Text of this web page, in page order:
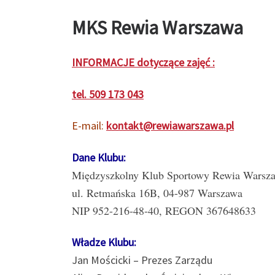
MKS Rewia Warszawa
INFORMACJE dotyczące zajęć :
tel. 509 173 043
E-mail: kontakt@rewiawarszawa.pl
Dane Klubu:
Międzyszkolny Klub Sportowy Rewia
ul. Retmańska 16B, 04-987 Warszawa
NIP 952-216-48-40, REGON 367648633
Władze Klubu:
Jan Mościcki – Prezes Zarządu